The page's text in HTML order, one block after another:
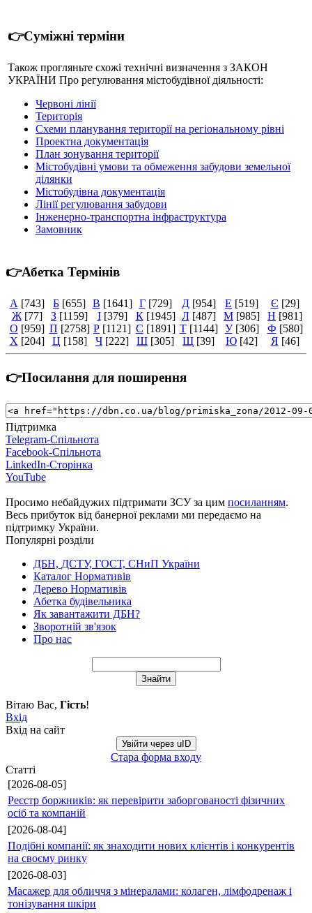
👉Суміжні терміни
Також прогляньте схожі технічні визначення з ЗАКОН
УКРАЇНИ Про регулювання містобудівної діяльності:
Червоні лінії
Територія
Cхеми планування території на регіональному рівні
Проектна документація
План зонування території
Містобудівні умови та обмеження забудови земельної
ділянки
Містобудівна документація
Лінії регулювання забудови
Інженерно-транспортна інфраструктура
Замовник
👉Абетка Термінів
А [743] Б [655] В [1641] Г [729] Д [954] Е [519] Є [29]
Ж [77] З [1159] І [379] К [1945] Л [487] М [985] Н [981]
О [959] П [2758] Р [1121] С [1891] Т [1144] У [306] Ф [580]
Х [204] Ц [158] Ч [222] Ш [305] Щ [39] Ю [42] Я [46]
👉Посилання для поширення
Підтримка
Telegram-Спільнота
Facebook-Спільнота
LinkedIn-Сторінка
YouTube
Просимо небайдужих підтримати ЗСУ за цим посиланням.
Весь прибуток від банерної реклами ми передаємо на
підтримку України.
Популярні розділи
ДБН, ДСТУ, ГОСТ, СНиП України
Каталог Нормативів
Дерево Нормативів
Абетка будівельника
Як завантажити ДБН?
Зворотній зв'язок
Про нас
Вітаю Вас, Гість!
Вхід
Вхід на сайт
Увійти через uID
Стара форма входу
Статті
[2026-08-05]
Реєстр боржників: як перевірити заборгованості фізичних
осіб та компаній
[2026-08-04]
Подібні компанії: як знаходити нових клієнтів і конкурентів
на своєму ринку
[2026-08-03]
Масажер для обличчя з мінералами: колаген, лімфодренаж і
тонізування шкіри